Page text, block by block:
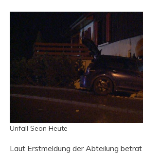
Unfall Seon Heute
Laut Erstmeldung der Abteilung betrat